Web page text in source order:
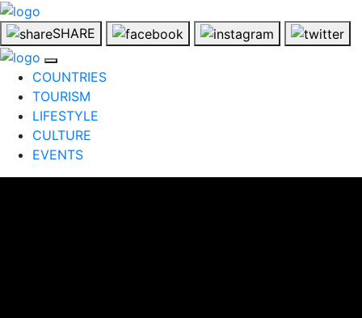
SHARE
COUNTRIES
TOURISM
LIFESTYLE
CULTURE
EVENTS